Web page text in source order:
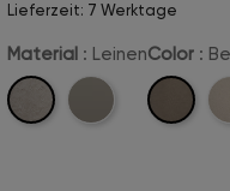
Lieferzeit: 7 Werktage
Material : Leinen
Leinen
Marine-
Color :
Beige-
Leinen